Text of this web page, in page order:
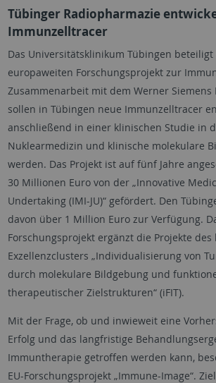
Tübinger Radiopharmazie
Immunzelltracer
Das Universitätsklinikum Tübingen
europaweiten Forschungsprojekt zur
Zusammenarbeit mit dem Werner Siemens
sollen in Tübingen neue Immunzelltracer
anschließend in einer klinischen Studie in
Nuklearmedizin und klinische molekulare
werden. Das Projekt ist auf fünf Jahre
30 Millionen Euro von der „Innovative
Undertaking (IMI-JU)“ gefördert. Den
davon über 1 Million Euro zur Verfügung.
Forschungsprojekt ergänzt die Projekte
Exzellenzclusters „Individualisierung von
durch molekulare Bildgebung und
therapeutischer Zielstrukturen“ (iFIT).
Mit der Frage, ob und inwieweit eine
Erfolg und das langfristige
Immuntherapie getroffen werden kann,
EU-Forschungsprojekt „Immune-Image“.